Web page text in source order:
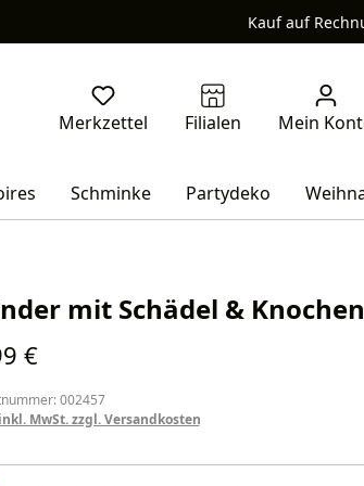
Kauf auf
Schminke Partydeko
mit Schädel &
Preis:
€
002457
MwSt. zzgl. Versandkosten